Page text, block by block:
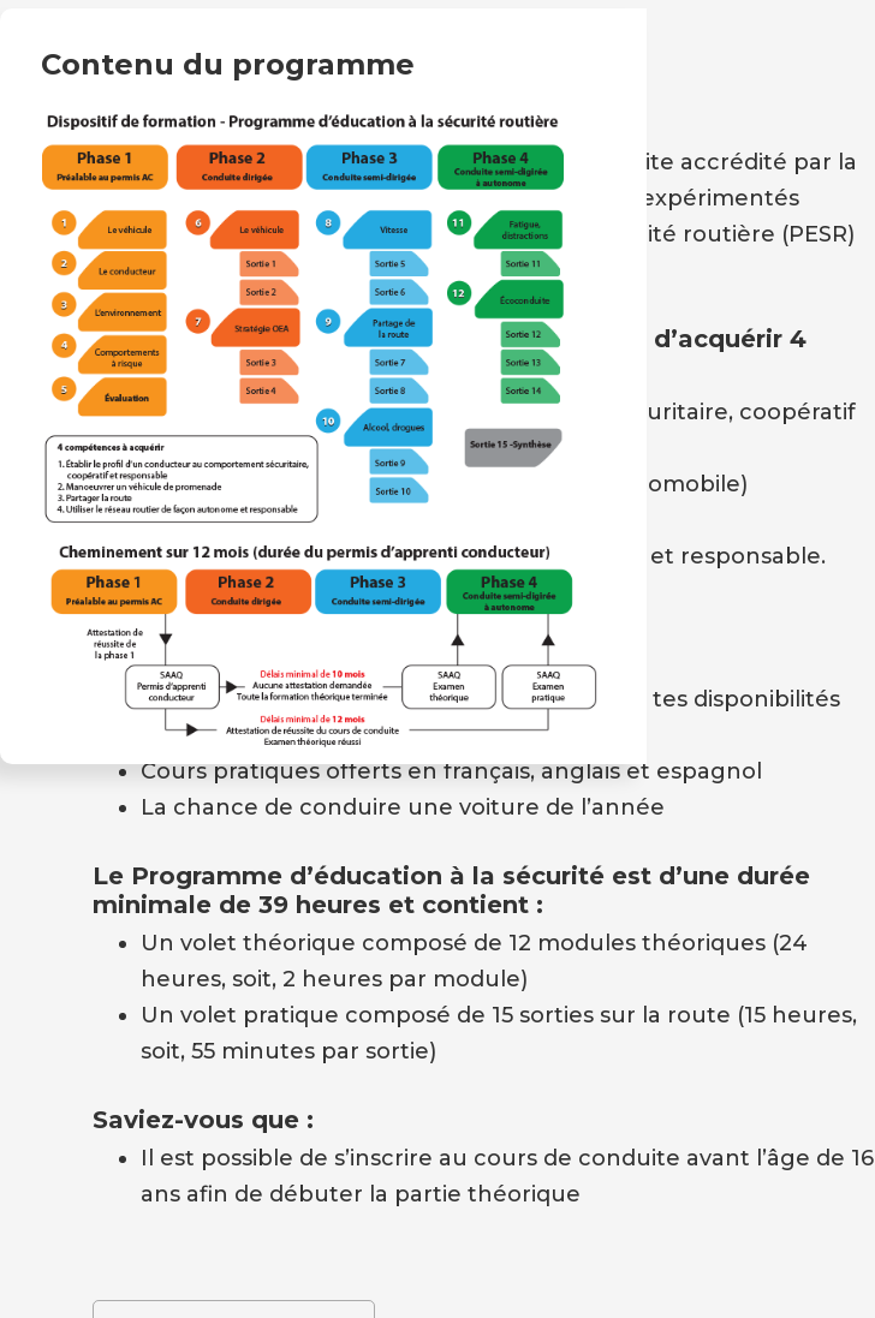
Contenu du programme
Cours de conduite
automobile PESR
L’École de conduite Silva est une école de conduite accrédité par la
SAAQ. Nos moniteurs et instructeurs certifiés et expérimentés
enseignent le Programme d’éducation à la sécurité routière (PESR)
exigé par la SAAQ.
Ce programme est obligatoire et te permet d’acquérir 4
compétences :
Apprendre à adopter un comportement sécuritaire, coopératif
et responsable
Manoeuvrer un véhicule de promenade (automobile)
Partager la route
Utiliser le réseau routier de façon autonome et responsable.
Pourquoi choisir l’École de conduite Silva?
Modalités de paiements flexibles
Horaires de formation flexibles et adaptées à tes disponibilités
(matin, après-midi, soir et fin de semaine)
Cours pratiques offerts en français, anglais et espagnol
La chance de conduire une voiture de l’année
Le Programme d’éducation à la sécurité est d’une durée
minimale de 39 heures et contient :
Un volet théorique composé de 12 modules théoriques (24
heures, soit, 2 heures par module)
Un volet pratique composé de 15 sorties sur la route (15 heures,
soit, 55 minutes par sortie)
Saviez-vous que :
Il est possible de s’inscrire au cours de conduite avant l’âge de 16
ans afin de débuter la partie théorique